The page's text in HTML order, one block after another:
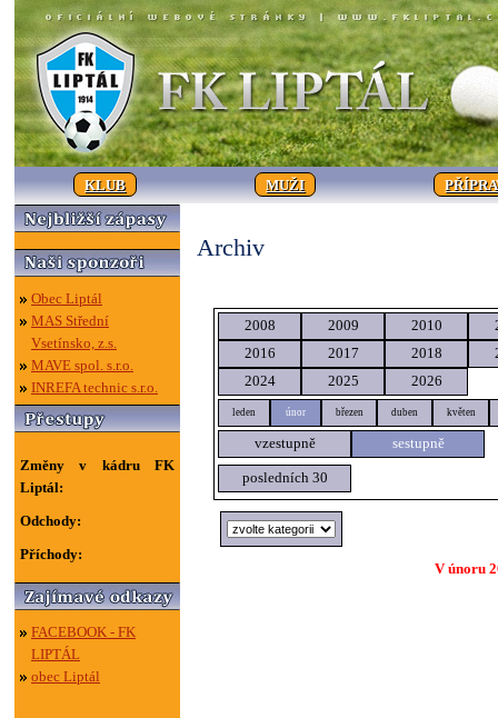
KLUB MUŽI
Obec Liptál
MAS Střední
Vsetínsko, z.s.
MAVE spol. s.r.o.
INREFA technic s.r.o.
Změny v kádru FK
Liptál:
Odchody:
Příchody:
FACEBOOK - FK
LIPTÁL
obec Liptál
Archiv
2008 2009 2010
2016
2017 2018
2024
2025 2026
leden únor březen duben květen
vzestupně sestupně
posledních 30
V únoru